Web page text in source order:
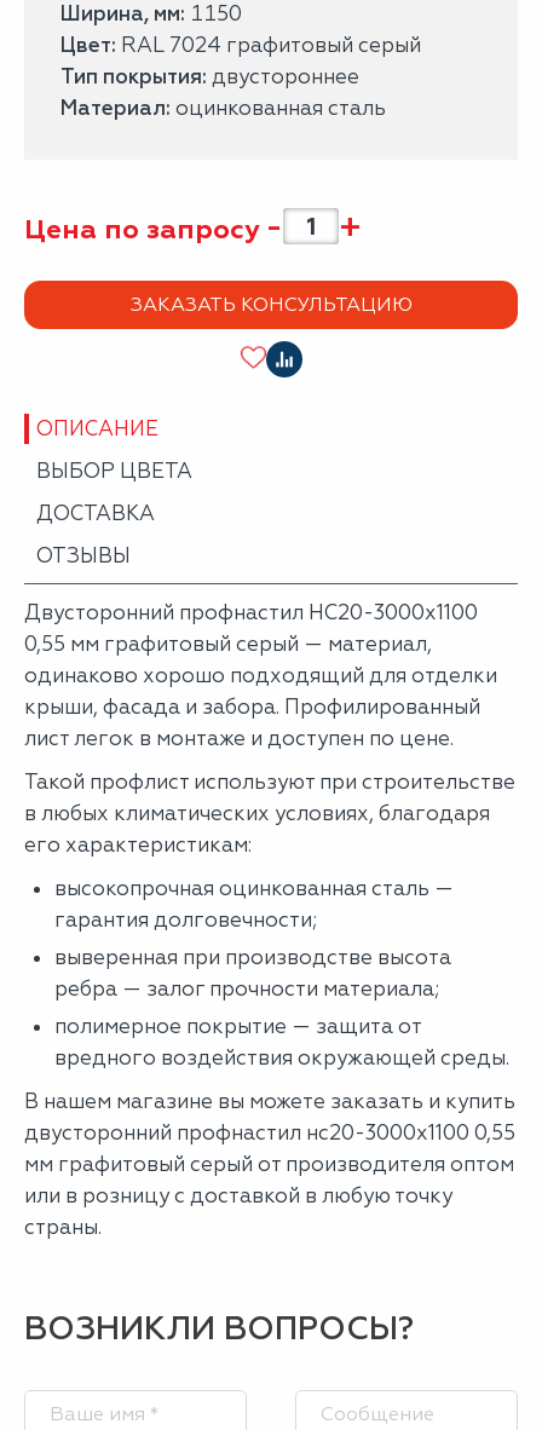
Ширина, мм: 1150
Цвет: RAL 7024 графитовый серый
Тип покрытия: двустороннее
Материал: оцинкованная сталь
Цена по запросу - +
ЗАКАЗАТЬ КОНСУЛЬТАЦИЮ
ОПИСАНИЕ
ВЫБОР ЦВЕТА
ДОСТАВКА
ОТЗЫВЫ
Двусторонний профнастил НС20-3000х1100
0,55 мм графитовый серый — материал,
одинаково хорошо подходящий для отделки
крыши, фасада и забора. Профилированный
лист легок в монтаже и доступен по цене.
Такой профлист используют при строительстве
в любых климатических условиях, благодаря
его характеристикам:
высокопрочная оцинкованная сталь —
гарантия долговечности;
выверенная при производстве высота
ребра — залог прочности материала;
полимерное покрытие — защита от
вредного воздействия окружающей среды.
В нашем магазине вы можете заказать и купить
двусторонний профнастил нс20-3000х1100 0,55
мм графитовый серый от производителя оптом
или в розницу с доставкой в любую точку
страны.
ВОЗНИКЛИ ВОПРОСЫ?